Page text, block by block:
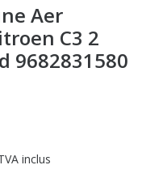
Aer
C3 2
9682831580
inclus